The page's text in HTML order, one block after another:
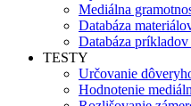
Mediálna
Databáza
Databáza
TESTY
Určovanie
Hodnotenie